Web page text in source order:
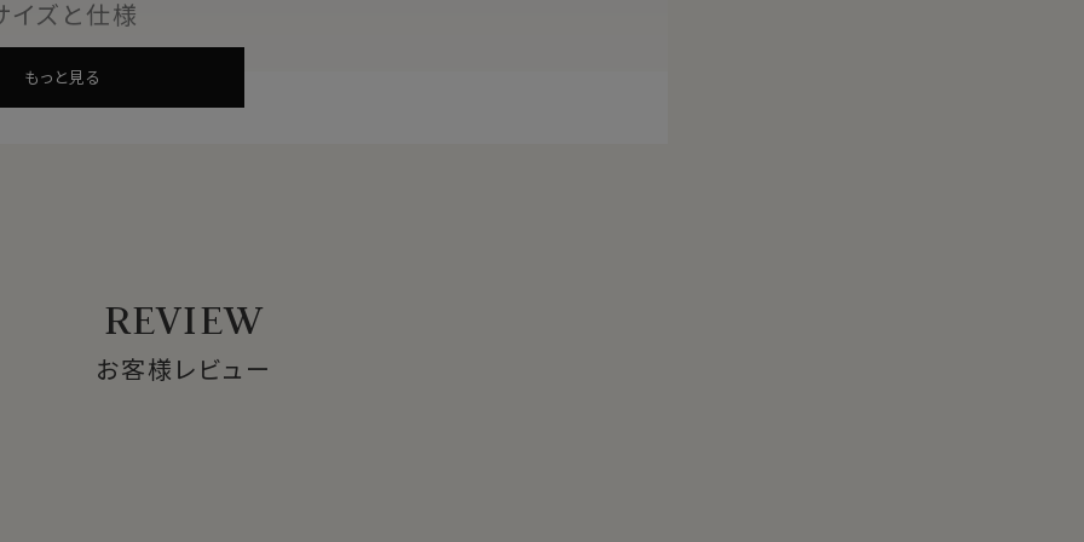
ただけます
イズと仕様
もっと見る
REVIEW
お客様レビュー